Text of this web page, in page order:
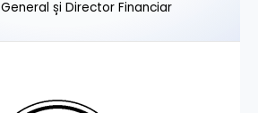
și Director Financiar